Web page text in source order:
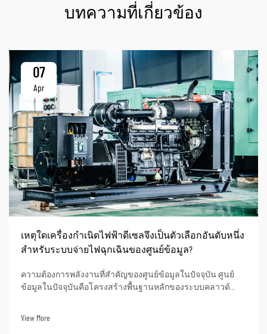
บทความที่เกี่ยวข้อง
07
Apr
เหตุใดเครื่องกำเนิดไฟฟ้าดีเซลจึงเป็นตัวเลือกอันดับหนึ่ง
สำหรับระบบจ่ายไฟฉุกเฉินของศูนย์ข้อมูล?
ความต้องการพลังงานที่สำคัญของศูนย์ข้อมูลในปัจจุบัน ศูนย์
ข้อมูลในปัจจุบันคือโครงสร้างพื้นฐานหลักของระบบคลาวด์
View More